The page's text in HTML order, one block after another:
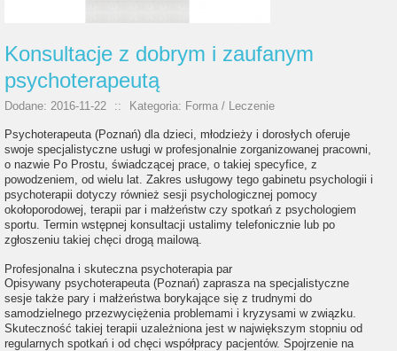
Konsultacje z dobrym i zaufanym
psychoterapeutą
Dodane: 2016-11-22 :: Kategoria: Forma / Leczenie
Psychoterapeuta (Poznań) dla dzieci, młodzieży i dorosłych oferuje
swoje specjalistyczne usługi w profesjonalnie zorganizowanej pracowni,
o nazwie Po Prostu, świadczącej prace, o takiej specyfice, z
powodzeniem, od wielu lat. Zakres usługowy tego gabinetu psychologii i
psychoterapii dotyczy również sesji psychologicznej pomocy
okołoporodowej, terapii par i małżeństw czy spotkań z psychologiem
sportu. Termin wstępnej konsultacji ustalimy telefonicznie lub po
zgłoszeniu takiej chęci drogą mailową.
Profesjonalna i skuteczna psychoterapia par
Opisywany psychoterapeuta (Poznań) zaprasza na specjalistyczne
sesje także pary i małżeństwa borykające się z trudnymi do
samodzielnego przezwyciężenia problemami i kryzysami w związku.
Skuteczność takiej terapii uzależniona jest w największym stopniu od
regularnych spotkań i od chęci współpracy pacjentów. Spojrzenie na